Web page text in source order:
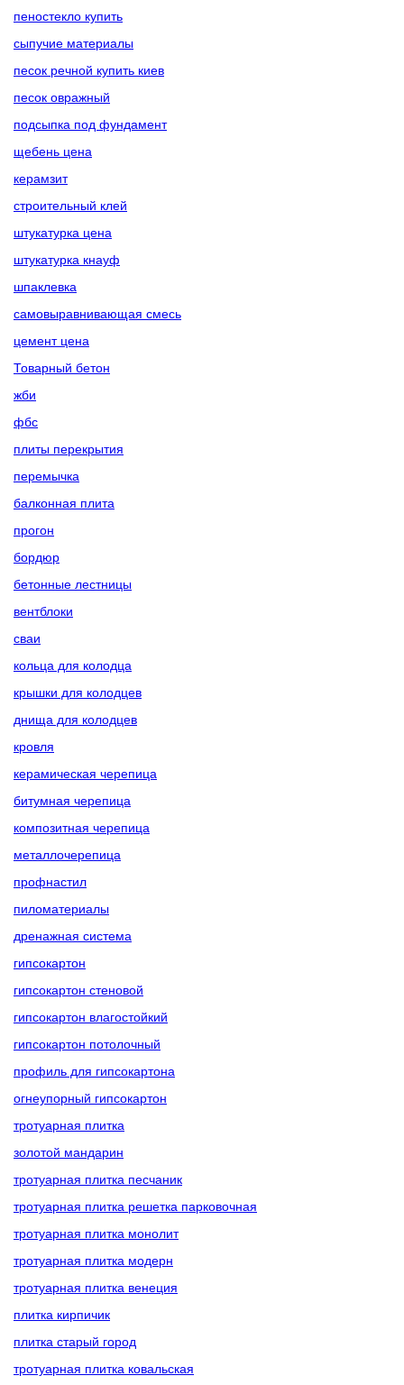
пеностекло купить
сыпучие материалы
песок речной купить киев
песок овражный
подсыпка под фундамент
щебень цена
керамзит
строительный клей
штукатурка цена
штукатурка кнауф
шпаклевка
самовыравнивающая смесь
цемент цена
Товарный бетон
жби
фбс
плиты перекрытия
перемычка
балконная плита
прогон
бордюр
бетонные лестницы
вентблоки
сваи
кольца для колодца
крышки для колодцев
днища для колодцев
кровля
керамическая черепица
битумная черепица
композитная черепица
металлочерепица
профнастил
пиломатериалы
дренажная система
гипсокартон
гипсокартон стеновой
гипсокартон влагостойкий
гипсокартон потолочный
профиль для гипсокартона
огнеупорный гипсокартон
тротуарная плитка
золотой мандарин
тротуарная плитка песчаник
тротуарная плитка решетка парковочная
тротуарная плитка монолит
тротуарная плитка модерн
тротуарная плитка венеция
плитка кирпичик
плитка старый город
тротуарная плитка ковальская